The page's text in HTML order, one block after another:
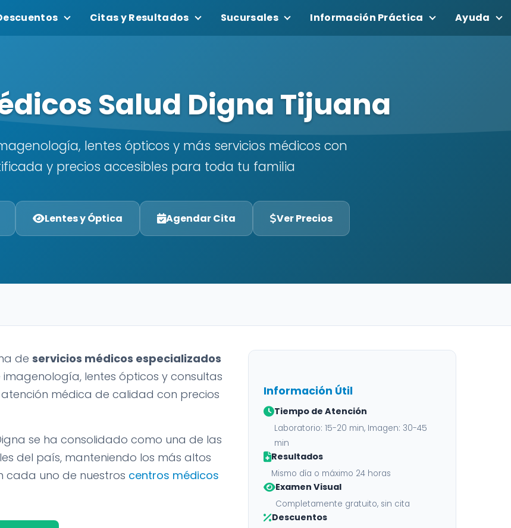
Citas y Resultados Sucursales Información Práctica Ayuda
Salud Digna Tijuana
lentes ópticos y más servicios médicos con
y precios accesibles para toda tu familia
Lentes y Óptica Agendar Cita Ver Precios
de servicios médicos especializados
lentes ópticos y consultas
médica de calidad con precios
se ha consolidado como una de las
del país, manteniendo los más altos
cada uno de nuestros centros médicos
Información Útil
Tiempo de Atención
Laboratorio: 15-20 min, Imagen: 30-45
min
Resultados
Mismo día o máximo 24 horas
Examen Visual
Completamente gratuito, sin cita
Descuentos